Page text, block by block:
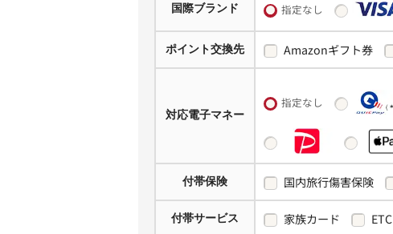
国際ブランド 指定なし
ポイント交換先 Amazonギフト券
対応電子マネー
指定なし
付帯保険 国内旅行傷害保険
付帯サービス 家族カード ETC